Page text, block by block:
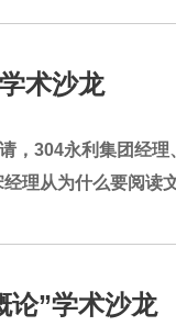
术沙龙
，304永利集团经
理从为什么要阅
论”学术沙龙